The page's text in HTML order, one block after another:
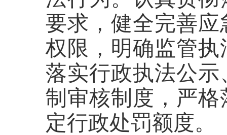
要求，健全完善
权限，明确监管
落实行政执法公
制审核制度 ， 严格
定行政处罚额度。